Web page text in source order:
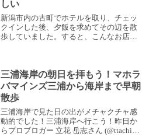
しい
新潟市内の古町でホテルを取り、チェッ
クインした後、夕飯を求めてその辺を散
歩していました。すると、こんなお店？
ら新潟市は多数の漫画家を...
三浦海岸の朝日を拝もう！マホラ
バマインズ三浦から海岸まで早朝
散歩
三浦海岸で見た日の出がメチャクチャ感
動的でした！三浦海岸へ行こう！昨日か
らプロブロガー 立花 岳志さん (@ttachi)